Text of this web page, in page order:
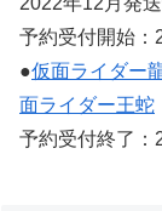
予約受付開始：
●仮面ライダー
面ライダー王蛇
予約受付終了：